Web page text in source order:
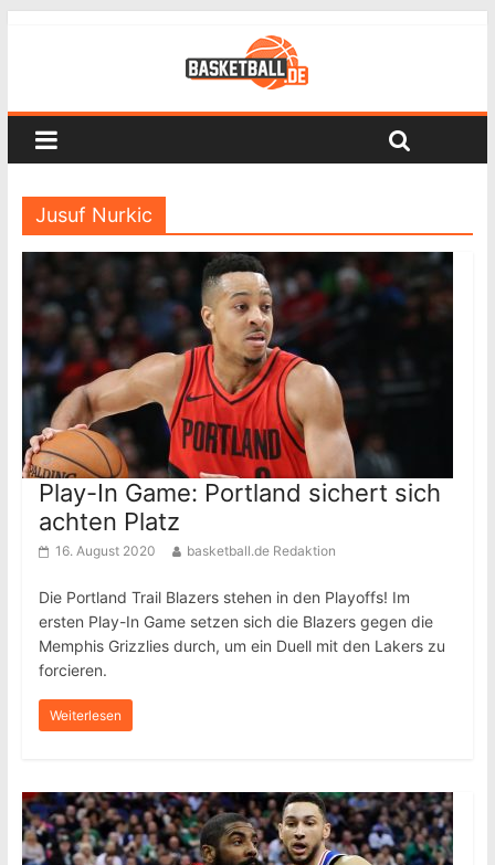
Jusuf Nurkic
Play-In Game: Portland sichert sich
achten Platz
16. August 2020 basketball.de Redaktion
Die Portland Trail Blazers stehen in den Playoffs! Im
ersten Play-In Game setzen sich die Blazers gegen die
Memphis Grizzlies durch, um ein Duell mit den Lakers zu
forcieren.
Weiterlesen